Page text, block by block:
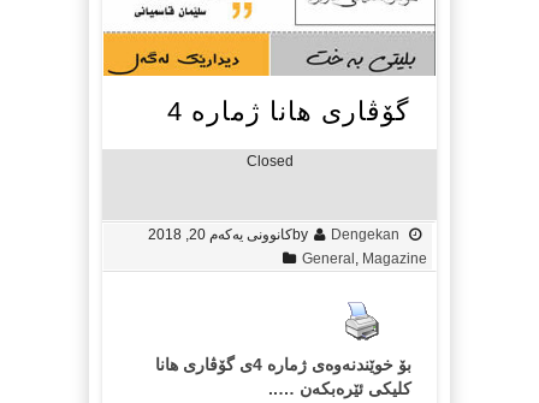
گۆڤاری هانا ژمارە 4
Closed
by Dengekan
کانوونی یەکەم 20, 2018
General Magazine
بۆ خوێندنەوەی ژمارە 4ی گۆڤاری هانا
کلیکی ئێرەبکەن …..